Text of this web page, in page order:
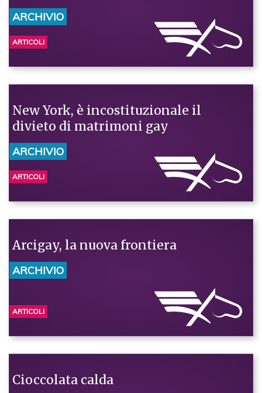
ARCHIVIO
ARTICOLI
New York, è incostituzionale il
divieto di matrimoni gay
ARCHIVIO
ARTICOLI
Arcigay, la nuova frontiera
ARCHIVIO
ARTICOLI
Cioccolata calda